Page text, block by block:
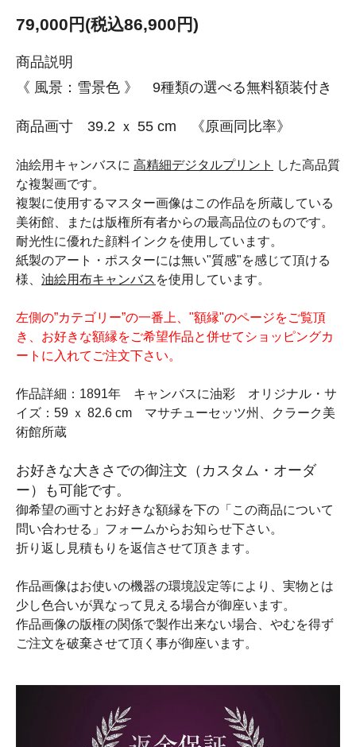
79,000円(税込86,900円)
商品説明
《 風景：雪景色 》 9種類の選べる無料額装付き
商品画寸 39.2 ｘ 55 cm 《原画同比率》
油絵用キャンバスに 高精細デジタルプリント
した高品質
な複製画です。
複製に使用するマスター画像はこの作品を所蔵している
美術館、または版権所有者からの最高品位のものです。
耐光性に優れた顔料インクを使用しています。
紙製のアート・ポスターには無い"質感"を感じて頂ける
様、 油絵用布キャンバス を使用しています。
左側の”カテゴリー”の一番上、"額縁"のページをご覧頂
き、お好きな額縁をご希望作品と併せてショッピングカ
ートに入れてご注文下さい。
作品詳細：1891年 キャンバスに油彩 オリジナル・サ
イズ：59 ｘ 82.6 cm マサチューセッツ州、クラーク美
術館所蔵
お好きな大きさでの御注文（カスタム・オーダ
ー）も可能です。
御希望の画寸とお好きな額縁を下の「この商品について
問い合わせる」フォームからお知らせ下さい。
折り返し見積もりを返信させて頂きます。
作品画像はお使いの機器の環境設定等により、実物とは
少し色合いが異なって見える場合が御座います。
作品画像の版権の関係で製作出来ない場合、やむを得ず
ご注文を破棄させて頂く事が御座います。